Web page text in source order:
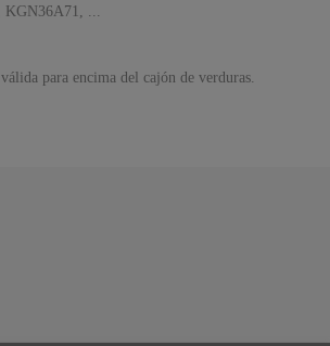
KGN36A71, ...
para encima del cajón de verduras.